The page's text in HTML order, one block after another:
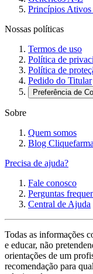
Princípios
Nossas políticas
Termos de uso
Política de
Política de
Pedido do Titular
Preferência de
Sobre
Quem somos
Blog Cliquefarma
Precisa de ajuda?
Fale conosco
Perguntas
Central de Ajuda
Todas as informações
e educar, não
orientações de um
recomendação para